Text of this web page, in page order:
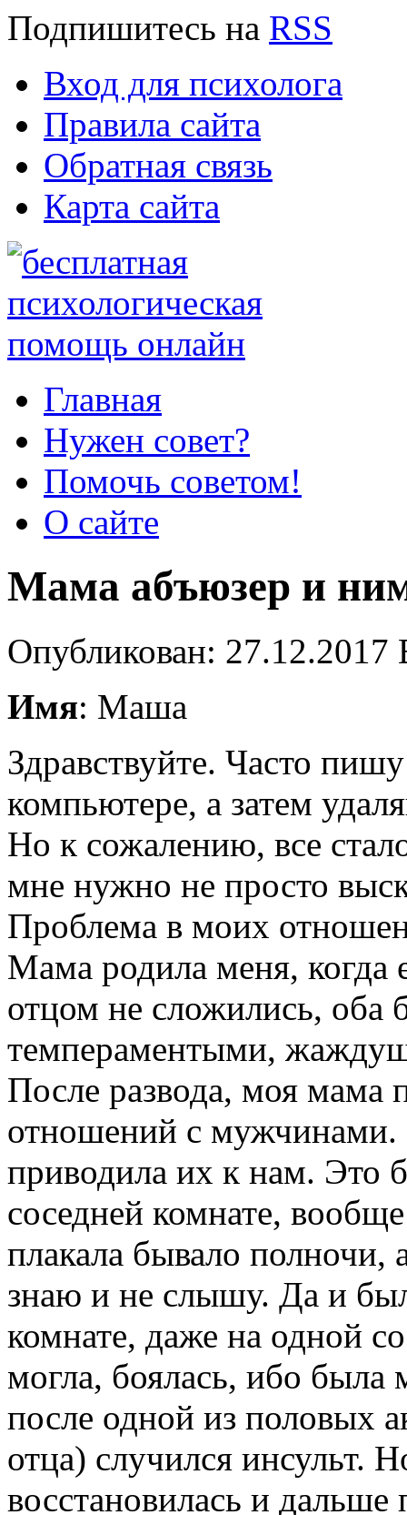
Подпишитесь на RSS
Вход для психолога
Правила сайта
Обратная связь
Карта сайта
Главная
Нужен совет?
Помочь советом!
О сайте
Мама абъюзер и
Опубликован:
Имя: Маша
Здравствуйте. Часто
компьютере, а затем
Но к сожалению, все
мне нужно не просто
Проблема в моих
Мама родила меня,
отцом не сложились, оба
темпераментыми,
После развода, моя мама
отношений с
приводила их к нам. Это
соседней комнате,
плакала бывало полночи,
знаю и не слышу. Да и
комнате, даже на одной
могла, боялась, ибо
после одной из половых
отца) случился инсульт.
восстановилась и дальше